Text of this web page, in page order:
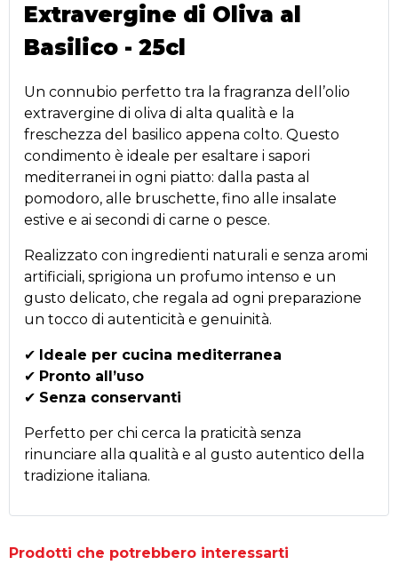
Extravergine di Oliva al
Basilico - 25cl
Un connubio perfetto tra la fragranza dell’olio
extravergine di oliva di alta qualità e la
freschezza del basilico appena colto. Questo
condimento è ideale per esaltare i sapori
mediterranei in ogni piatto: dalla pasta al
pomodoro, alle bruschette, fino alle insalate
estive e ai secondi di carne o pesce.
Realizzato con ingredienti naturali e senza aromi
artificiali, sprigiona un profumo intenso e un
gusto delicato, che regala ad ogni preparazione
un tocco di autenticità e genuinità.
✔ Ideale per cucina mediterranea
✔ Pronto all’uso
✔ Senza conservanti
Perfetto per chi cerca la praticità senza
rinunciare alla qualità e al gusto autentico della
tradizione italiana.
Prodotti che potrebbero interessarti